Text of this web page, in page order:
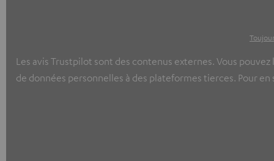
Les avis Trustpilot sont des contenus externes. Vous
de données personnelles à des plateformes tierces. Pour